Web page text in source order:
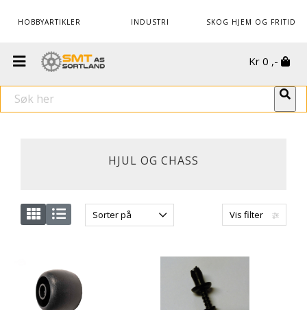
HOBBYARTIKLER INDUSTRI SKOG HJEM OG FRITID
Kr 0 ,-
HJUL OG CHASS
Vis filter
Sorter på